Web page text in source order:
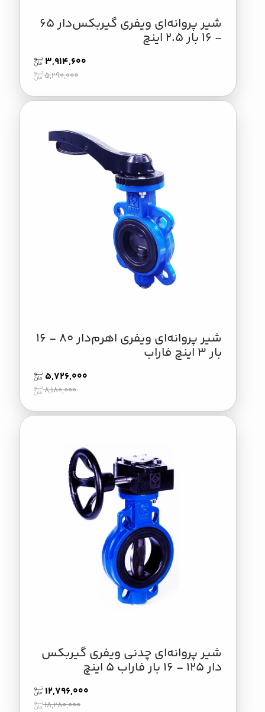
شیر پروانه‌ای ویفری گیربکس‌دار 65
- 16 بار 2.5 اینچ
3,914,600
5,290,000
شیر پروانه‌ای ویفری اهرم‌دار 80 - 16
بار 3 اینچ فاراب
5,726,000
8,180,000
شیر پروانه‌ای چدنی ویفری گیربکس
دار 125 - 16 بار فاراب 5 اینچ
12,796,000
18,280,000